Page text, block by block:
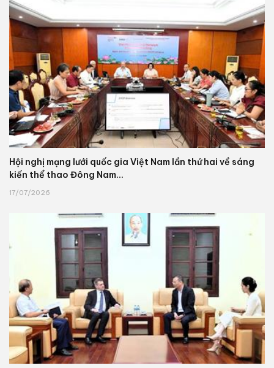
Hội nghị mạng lưới quốc gia Việt Nam lần thứ hai về sáng
kiến thể thao Đông Nam...
17/07/2026